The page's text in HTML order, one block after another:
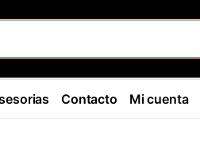
Contacto Mi cuenta